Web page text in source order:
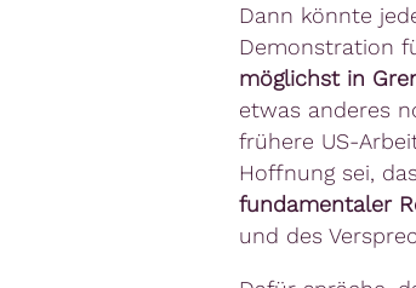
Dann könnte
Demonstration
möglichst in
etwas anderes
frühere US-
Hoffnung sei,
fundamentaler
und des